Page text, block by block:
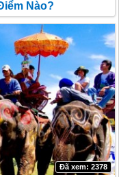
Nào?
Đã xem: 2378